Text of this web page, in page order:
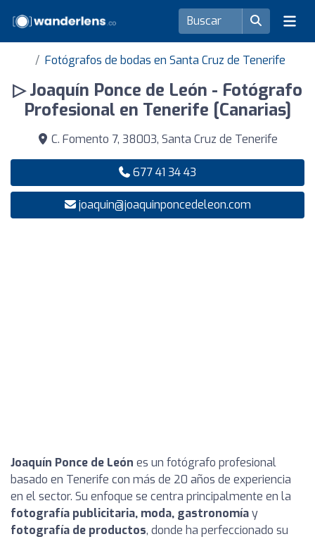
Fotógrafos de bodas en Santa Cruz de Tenerife
▷ Joaquín Ponce de León - Fotógrafo
Profesional en Tenerife [Canarias]
C. Fomento 7, 38003, Santa Cruz de Tenerife
677 41 34 43
joaquin@joaquinponcedeleon.com
Joaquín Ponce de León es un fotógrafo profesional
basado en Tenerife con más de 20 años de experiencia
en el sector. Su enfoque se centra principalmente en la
fotografía publicitaria, moda, gastronomíay
fotografía de productos, donde ha perfeccionado su